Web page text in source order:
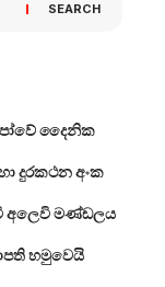
SEARCH
දෛනික
දුරකථන අංක
අලෙවි මණ්ඩලය
හමුවෙයි